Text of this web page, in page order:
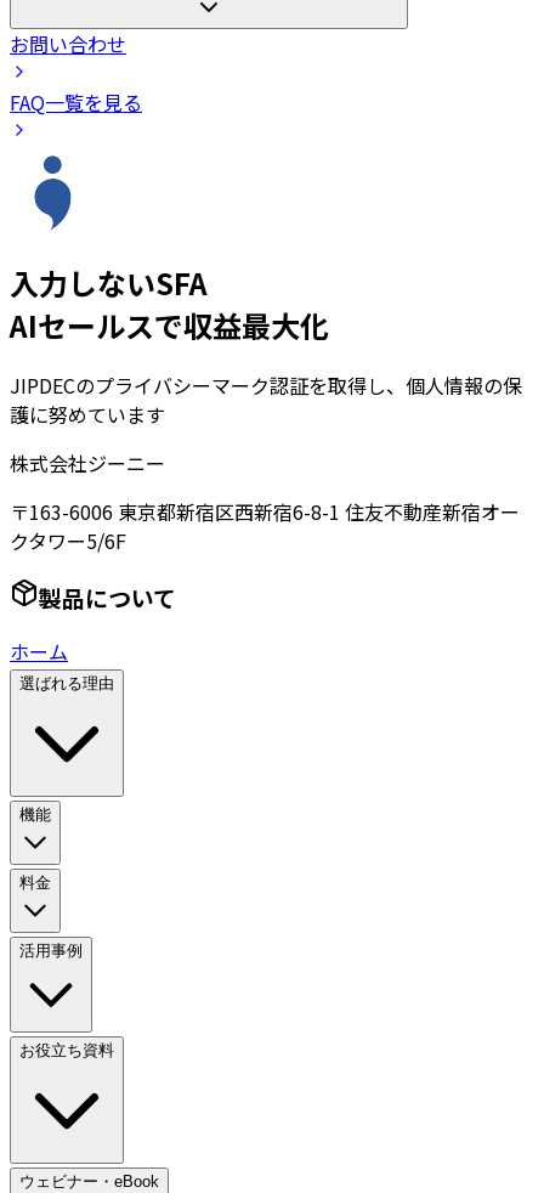
お問い合わせ
FAQ一覧を見る
入力しないSFA
AIセールスで収益最大化
JIPDECのプライバシーマーク認証を取得し、個人情報の保
護に努めています
株式会社ジーニー
〒163-6006 東京都新宿区西新宿6-8-1 住友不動産新宿オー
クタワー5/6F
製品について
ホーム
選ばれる理由
機能
料金
活用事例
お役立ち資料
ウェビナー・eBook